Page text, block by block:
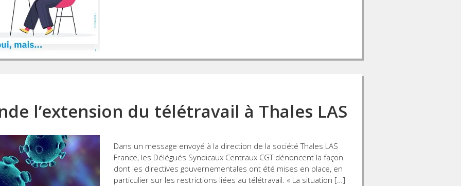
l’extension du télétravail à Thales LAS
Dans un message envoyé à la direction de la société Thales LAS
France, les Délégués Syndicaux Centraux CGT dénoncent la façon
dont les directives gouvernementales ont été mises en place, en
particulier sur les restrictions liées au télétravail. « La situation […]